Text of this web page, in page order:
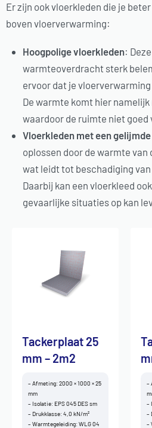
Er zijn ook vloerkleden die je
boven vloerverwarming:
Hoogpolige vloerkleden:
warmteoverdracht sterk
ervoor dat je
De warmte komt hier
waardoor de ruimte niet goed
Vloerkleden met een
oplossen door de warmte
wat leidt tot beschadiging
Daarbij kan een vloerkleed
gevaarlijke situaties op kan
Tackerplaat 25
mm – 2m2
– Afmeting: 2000 × 1000 × 25
mm
– Isolatie: EPS 045 DES sm
– Drukklasse: 4,0 kN/m²
– Warmtegeleiding: WLG 04
–
–
–
–